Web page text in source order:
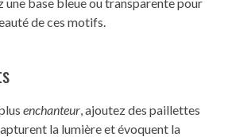
de ces motifs.
enchanteur , ajoutez des paillettes
la lumière et évoquent la